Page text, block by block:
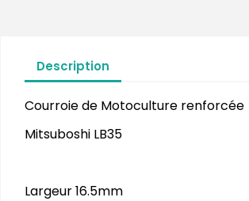
Description
Courroie de Motoculture renforcée
Mitsuboshi LB35
Largeur 16.5mm